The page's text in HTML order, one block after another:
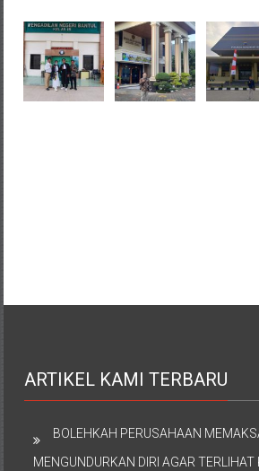
ARTIKEL KAMI TERBARU
BOLEHKAH PERUSAHAAN
MENGUNDURKAN DIRI AGAR